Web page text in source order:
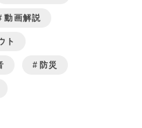
動画解説
ト
防災